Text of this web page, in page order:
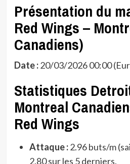
Présentation du
Red Wings –
Canadiens)
Date :20/03/2026 00:00
Statistiques
Montreal
Red Wings
Attaque :2.96 buts/m
2.80 sur les 5 derniers.